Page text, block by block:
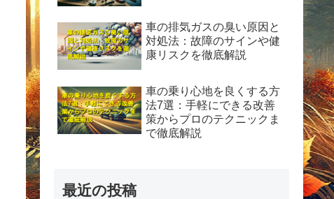
車の排気ガスの臭い原因と
対処法：故障のサインや健
康リスクを徹底解説
車の乗り心地を良くする方
法7選：手軽にできる改善
策からプロのテクニックま
で徹底解説
最近の投稿